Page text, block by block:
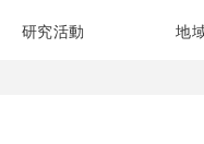
研究活動 地